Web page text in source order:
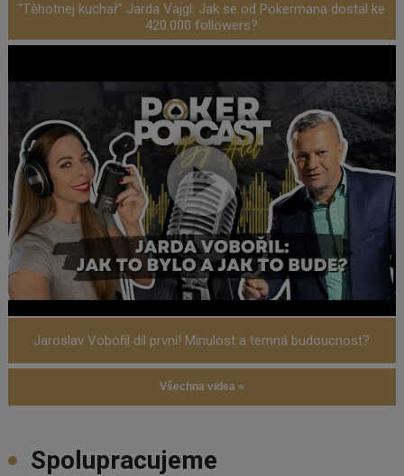
"Těhotnej kuchař" Jarda Vajgl: Jak se od Pokermana dostal ke
420.000 followers?
Jaroslav Vobořil díl první! Minulost a temná budoucnost?
Všechna videa »
Spolupracujeme